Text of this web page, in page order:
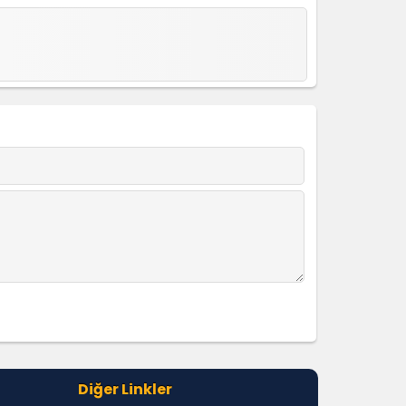
Diğer Linkler